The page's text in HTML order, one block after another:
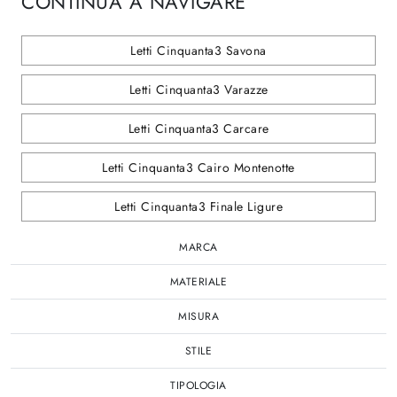
Letti Cinquanta3 Savona
Letti Cinquanta3 Varazze
Letti Cinquanta3 Carcare
Letti Cinquanta3 Cairo Montenotte
Letti Cinquanta3 Finale Ligure
MARCA
MATERIALE
MISURA
STILE
TIPOLOGIA